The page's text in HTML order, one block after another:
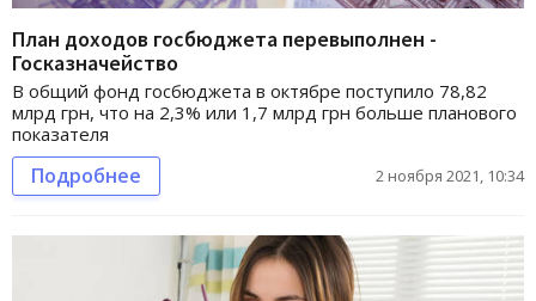
План доходов госбюджета перевыполнен -
Госказначейство
В общий фонд госбюджета в октябре поступило 78,82
млрд грн, что на 2,3% или 1,7 млрд грн больше планового
показателя
Подробнее 2 ноября 2021, 10:34